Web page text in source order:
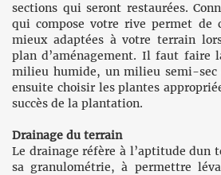
sections qui seront restaurées.
qui compose votre rive permet de
mieux adaptées à votre terrain
plan d’aménagement. Il faut faire
milieu humide, un milieu semi-
ensuite choisir les plantes
succès de la plantation.
Drainage du terrain
Le drainage réfère à l’aptitude dun
sa granulométrie, à permettre